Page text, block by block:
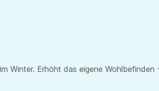
Winter. Erhöht das eigene Wohlbefinden